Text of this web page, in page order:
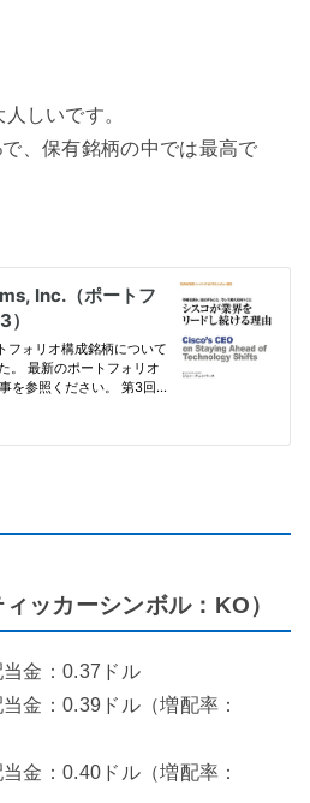
しいです。
、保有銘柄の中では最高で
ッカーシンボル：KO）
金：0.37ドル
金：0.39ドル（増配率：
金：0.40ドル（増配率：